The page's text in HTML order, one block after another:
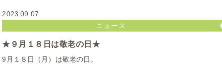
2023.09.07
ニュース
★９月１８日は敬老の日★
9月１８日（月）は敬老の日。